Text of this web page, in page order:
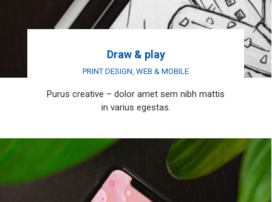
Draw & play
PRINT DESIGN, WEB & MOBILE
Purus creative – dolor amet sem nibh mattis
in varius egestas.